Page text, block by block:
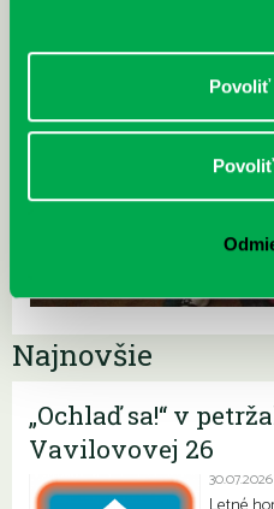
Povoliť
Najnovšie
„Ochlaď sa!“ v
Vavilovovej 26
30.07.2026